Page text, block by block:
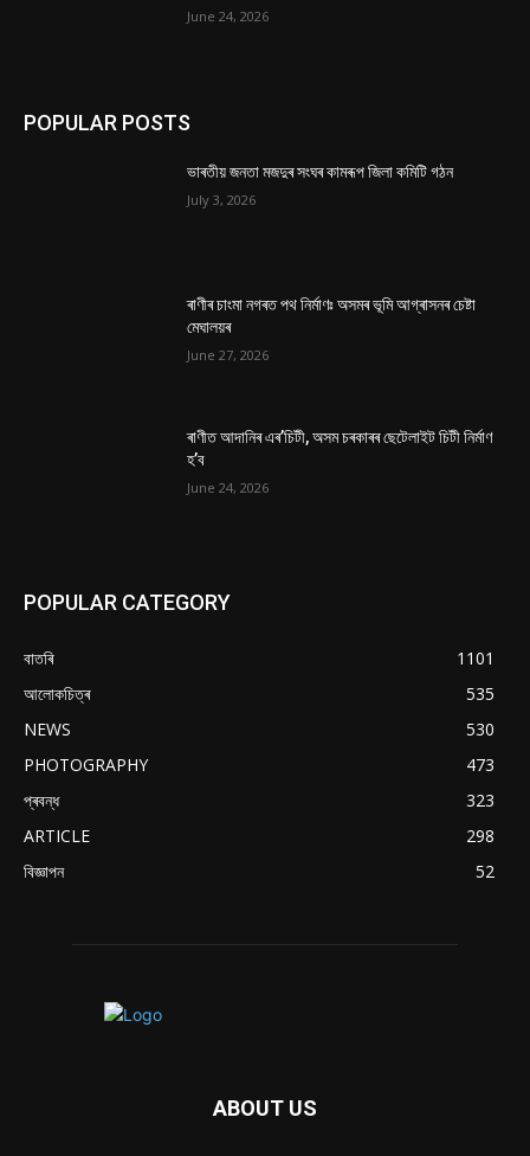
June 24, 2026
POPULAR POSTS
ভাৰতীয় জনতা মজদুৰ সংঘৰ কামৰূপ জিলা কমিটি গঠন
July 3, 2026
ৰাণীৰ চাংমা নগৰত পথ নিৰ্মাণঃ অসমৰ ভূমি আগ্ৰাসনৰ চেষ্টা
মেঘালয়ৰ
June 27, 2026
ৰাণীত আদানিৰ এৰ’চিটী, অসম চৰকাৰৰ ছেটেলাইট চিটী নিৰ্মাণ
হ’ব
June 24, 2026
POPULAR CATEGORY
বাতৰি
1101
আলোকচিত্ৰ
535
NEWS
530
PHOTOGRAPHY
473
প্ৰবন্ধ
323
ARTICLE
298
বিজ্ঞাপন
52
ABOUT US